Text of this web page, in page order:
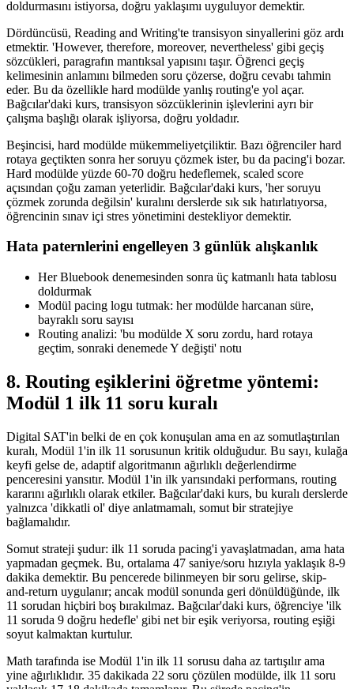
doldurmasını istiyorsa, doğru yaklaşımı uyguluyor demektir.
Dördüncüsü, Reading and Writing'te transisyon sinyallerini göz ardı
etmektir. 'However, therefore, moreover, nevertheless' gibi geçiş
sözcükleri, paragrafın mantıksal yapısını taşır. Öğrenci geçiş
kelimesinin anlamını bilmeden soru çözerse, doğru cevabı tahmin
eder. Bu da özellikle hard modülde yanlış routing'e yol açar.
Bağcılar'daki kurs, transisyon sözcüklerinin işlevlerini ayrı bir
çalışma başlığı olarak işliyorsa, doğru yoldadır.
Beşincisi, hard modülde mükemmeliyetçiliktir. Bazı öğrenciler hard
rotaya geçtikten sonra her soruyu çözmek ister, bu da pacing'i bozar.
Hard modülde yüzde 60-70 doğru hedeflemek, scaled score
açısından çoğu zaman yeterlidir. Bağcılar'daki kurs, 'her soruyu
çözmek zorunda değilsin' kuralını derslerde sık sık hatırlatıyorsa,
öğrencinin sınav içi stres yönetimini destekliyor demektir.
Hata paternlerini engelleyen 3 günlük alışkanlık
Her Bluebook denemesinden sonra üç katmanlı hata tablosu
doldurmak
Modül pacing logu tutmak: her modülde harcanan süre,
bayraklı soru sayısı
Routing analizi: 'bu modülde X soru zordu, hard rotaya
geçtim, sonraki denemede Y değişti' notu
8. Routing eşiklerini öğretme yöntemi:
Modül 1 ilk 11 soru kuralı
Digital SAT'in belki de en çok konuşulan ama en az somutlaştırılan
kuralı, Modül 1'in ilk 11 sorusunun kritik olduğudur. Bu sayı, kulağa
keyfi gelse de, adaptif algoritmanın ağırlıklı değerlendirme
penceresini yansıtır. Modül 1'in ilk yarısındaki performans, routing
kararını ağırlıklı olarak etkiler. Bağcılar'daki kurs, bu kuralı derslerde
yalnızca 'dikkatli ol' diye anlatmamalı, somut bir stratejiye
bağlamalıdır.
Somut strateji şudur: ilk 11 soruda pacing'i yavaşlatmadan, ama hata
yapmadan geçmek. Bu, ortalama 47 saniye/soru hızıyla yaklaşık 8-9
dakika demektir. Bu pencerede bilinmeyen bir soru gelirse, skip-
and-return uygulanır; ancak modül sonunda geri dönüldüğünde, ilk
11 sorudan hiçbiri boş bırakılmaz. Bağcılar'daki kurs, öğrenciye 'ilk
11 soruda 9 doğru hedefle' gibi net bir eşik veriyorsa, routing eşiği
soyut kalmaktan kurtulur.
Math tarafında ise Modül 1'in ilk 11 sorusu daha az tartışılır ama
yine ağırlıklıdır. 35 dakikada 22 soru çözülen modülde, ilk 11 soru